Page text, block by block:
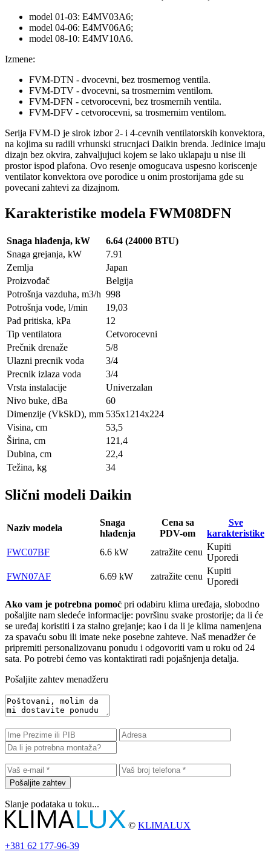
model 01-03: E4MV03A6;
model 04-06: E4MV06A6;
model 08-10: E4MV10A6.
Izmene:
FVM-DTN - dvocevni, bez trosmernog ventila.
FVM-DTV - dvocevni, sa trosmernim ventilom.
FVM-DFN - cetvorocevni, bez trosmernih ventila.
FVM-DFV - cetvorocevni, sa trosmernim ventilom.
Serija FVM-D je sirok izbor 2- i 4-cevnih ventilatorskih konvektora,
na kojima su radili vrhunski strucnjaci Daikin brenda. Jedinice imaju
dizajn bez okvira, zahvaljujuci kojem se lako uklapaju u nise ili
prostor ispod plafona. Ovo resenje omogucava uspesno koriscenje
ventilator konvektora ove porodice u onim prostorijama gde su
povecani zahtevi za dizajnom.
Karakteristike modela FWM08DFN
Snaga hlađenja, kW
6.64 (24000 BTU)
Snaga grejanja, kW
7.91
Zemlja
Japan
Proizvođač
Belgija
Potrošnja vazduha, m3/h 998
Potrošnja vode, l/min
19,03
Pad pritiska, kPa
12
Tip ventilatora
Cetvorocevni
Prečnik drenaže
5/8
Ulazni precnik voda
3/4
Precnik izlaza voda
3/4
Vrsta instalacije
Univerzalan
Nivo buke, dBa
60
Dimenzije (VkSkD), mm 535х1214х224
Visina, сm
53,5
Širina, сm
121,4
Dubina, сm
22,4
Težina, kg
34
Slični modeli Daikin
Naziv modela
Snaga
hlađenja
Cena sa
PDV-om
Sve
karakteristike
FWC07BF
6.6 kW zatražite cenu
Kupiti
Uporedi
FWN07AF
6.69 kW zatražite cenu
Kupiti
Uporedi
Ako vam je potrebna pomoć pri odabiru klima uređaja, slobodno
pošaljite nam sledeće informacije: površinu svake prostorije; da li će
se uređaj koristiti i za stalno grejanje; kao i da li je klima namenjena
za spavaću sobu ili imate neke posebne zahteve. Naš menadžer će
pripremiti personalizovanu ponudu i odgovoriti vam u roku od 24
sata. Po potrebi ćemo vas kontaktirati radi pojašnjenja detalja.
Pošaljite zahtev menadžeru
Pošaljite zahtev
Slanje podataka u toku...
© KLIMALUX
+381 62 177-96-39